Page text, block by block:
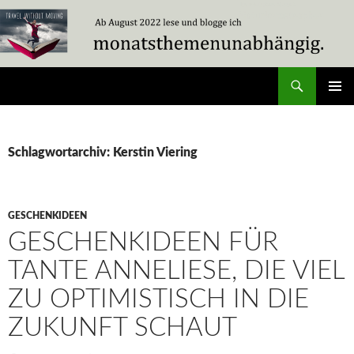
Zum
Inhalt
springen
Schlagwortarchiv: Kerstin Viering
GESCHENKIDEEN
GESCHENKIDEEN FÜR
TANTE ANNELIESE, DIE VIEL
ZU OPTIMISTISCH IN DIE
ZUKUNFT SCHAUT